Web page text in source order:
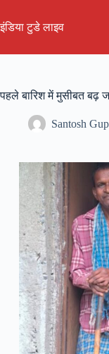
content
इंडिया टुडे लाइव
पहले बारिश में मुसीबत बढ़
Santosh